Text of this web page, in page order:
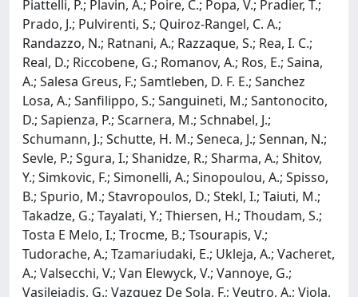
Piattelli, P.; Plavin, A.; Poire, C.; Popa, V.; Pradier, T.;
Prado, J.; Pulvirenti, S.; Quiroz-Rangel, C. A.;
Randazzo, N.; Ratnani, A.; Razzaque, S.; Rea, I. C.;
Real, D.; Riccobene, G.; Romanov, A.; Ros, E.; Saina,
A.; Salesa Greus, F.; Samtleben, D. F. E.; Sanchez
Losa, A.; Sanfilippo, S.; Sanguineti, M.; Santonocito,
D.; Sapienza, P.; Scarnera, M.; Schnabel, J.;
Schumann, J.; Schutte, H. M.; Seneca, J.; Sennan, N.;
Sevle, P.; Sgura, I.; Shanidze, R.; Sharma, A.; Shitov,
Y.; Simkovic, F.; Simonelli, A.; Sinopoulou, A.; Spisso,
B.; Spurio, M.; Stavropoulos, D.; Stekl, I.; Taiuti, M.;
Takadze, G.; Tayalati, Y.; Thiersen, H.; Thoudam, S.;
Tosta E Melo, I.; Trocme, B.; Tsourapis, V.;
Tudorache, A.; Tzamariudaki, E.; Ukleja, A.; Vacheret,
A.; Valsecchi, V.; Van Elewyck, V.; Vannoye, G.;
Vasileiadis, G.; Vazquez De Sola, F.; Veutro, A.; Viola,